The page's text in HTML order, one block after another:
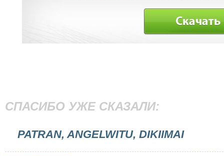
СПАСИБО УЖЕ СКАЗАЛИ:
PATRAN, ANGELWITU, DIKIIMAI